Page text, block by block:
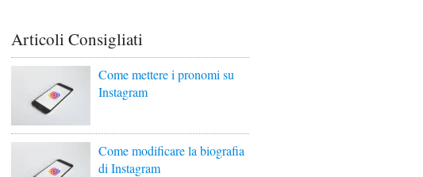
Articoli Consigliati
Come mettere i pronomi su
Instagram
Come modificare la biografia
di Instagram